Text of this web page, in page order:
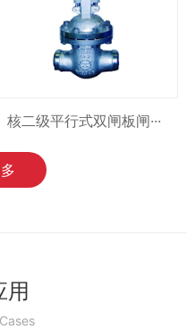
核二级平行式双闸板闸···
用